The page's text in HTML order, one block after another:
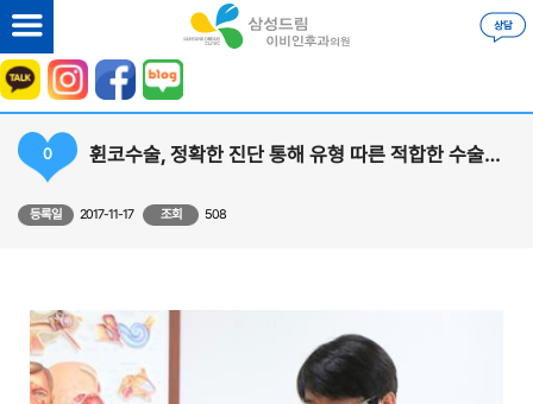
0 휜코수술, 정확한 진단 통해 유형 따른 적합한 수술방법 선택해야
등록일 2017-11-17 조회 508